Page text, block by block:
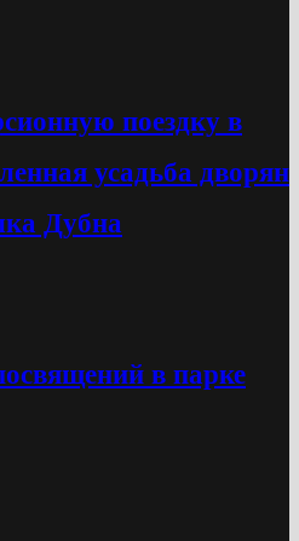
поездку в
усадьба дворян
Дубна
в парке